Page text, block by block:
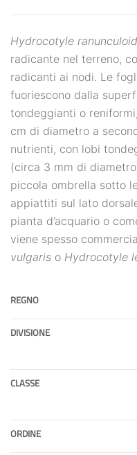
Hydrocotyle
radicante nel terreno,
radicanti ai nodi. Le
fuoriescono dalla
tondeggianti o
cm di diametro a
nutrienti, con lobi
(circa 3 mm di
piccola ombrella sotto
appiattiti sul lato
pianta d’acquario o
viene spesso
vulgaris o Hydrocotyle
REGNO
DIVISIONE
CLASSE
ORDINE